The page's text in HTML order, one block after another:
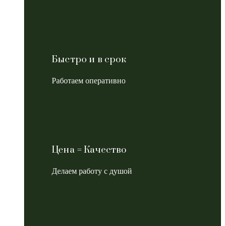
Быстро и в срок
Работаем оперативно
Цена = Качество
Делаем работу с душой